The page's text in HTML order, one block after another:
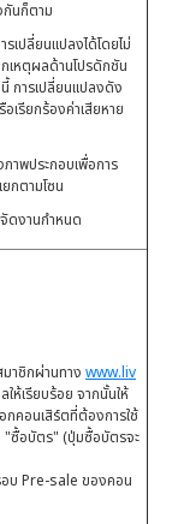
กันก็ตาม
เปลี่ยนแปลงได้โดยไม่
เหตุผลด้านโปรดักชัน
การเปลี่ยนแปลงดัง
เรียกร้องค่าเสียหาย
าพประกอบเพื่อการ
กตามโซน
ดงานกำหนด
าชิกผ่านทาง www.liv
ห้เรียบร้อย จากนั้นให้
กคอนเสิร์ตที่ต้องการใช้
"ซื้อบัตร" (ปุ่มซื้อบัตรจะ
อบ Pre-sale ของคอน